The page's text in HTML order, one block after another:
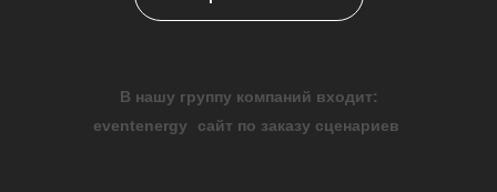
В нашу группу компаний входит:
eventenergy
сайт по заказу сценариев